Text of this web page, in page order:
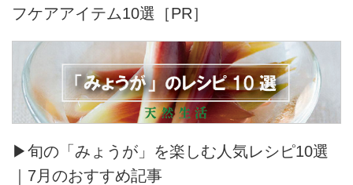
フケアアイテム10選［PR］
▶旬の「みょうが」を楽しむ人気レシピ10選
｜7月のおすすめ記事